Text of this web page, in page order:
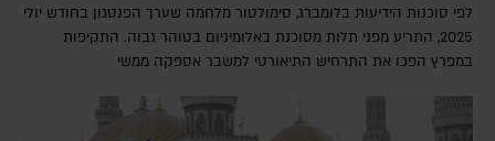
לפי סוכנות הידיעות בלומברג, סימולטור מלחמה שערך הפנטגון בחודש יולי
2025, התריע מפני תלות מסוכנת באלומיניום בטוהר גבוה. התקיפות
במפרץ הפכו את התרחיש התיאורטי למשבר אספקה ממשי